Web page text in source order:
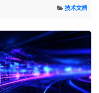
技术文档